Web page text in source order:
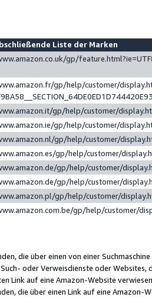
Liste der Marken
gp/
gp/help/customer/
gp/help/customer/
gp/help/customer/
gp/help/customer/
gp/help/customer/
gp/help/customer/
gp/help/customer/
gp/help/customer/
gp/help/customer/
die über einen von einer
oder Verweisdienste oder Websites,
Link auf eine Amazon-Website
die über einen Link auf eine